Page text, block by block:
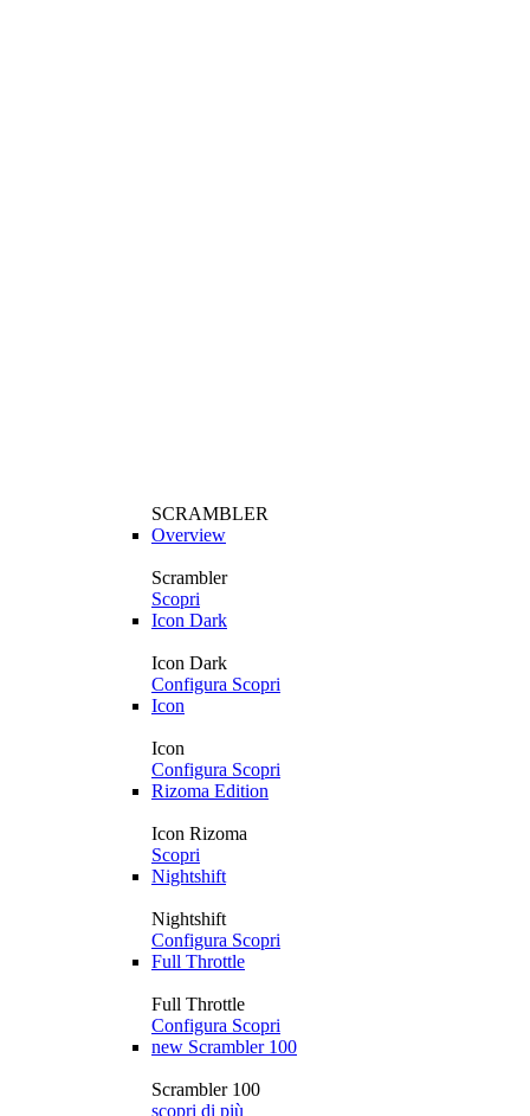
SCRAMBLER
Overview
Scrambler
Scopri
Icon Dark
Icon Dark
Configura Scopri
Icon
Icon
Configura Scopri
Rizoma Edition
Icon Rizoma
Scopri
Nightshift
Nightshift
Configura Scopri
Full Throttle
Full Throttle
Configura Scopri
new Scrambler 100
Scrambler 100
scopri di più